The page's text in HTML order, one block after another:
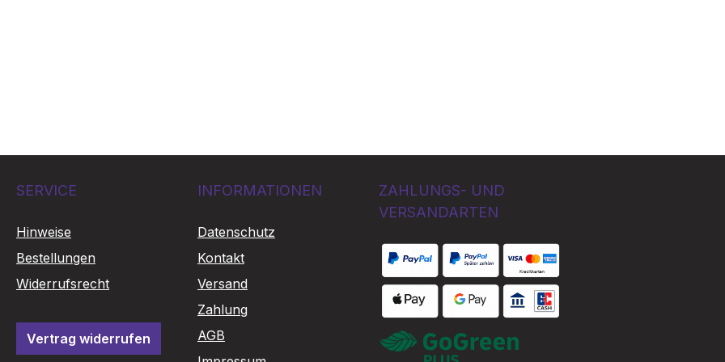
SERVICE
Hinweise
Bestellungen
Widerrufsrecht
Vertrag widerrufen
INFORMATIONEN
Datenschutz
Kontakt
Versand
Zahlung
AGB
ZAHLUNGS- UND
VERSANDARTEN
Bezahlung per